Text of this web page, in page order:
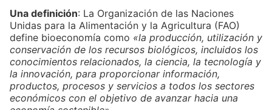
Una definición: La Organización de las Naciones
Unidas para la Alimentación y la Agricultura (FAO)
define bioeconomía como «la producción, utilización y
conservación de los recursos biológicos, incluidos los
conocimientos relacionados, la ciencia, la tecnología y
la innovación, para proporcionar información,
productos, procesos y servicios a todos los sectores
económicos con el objetivo de avanzar hacia una